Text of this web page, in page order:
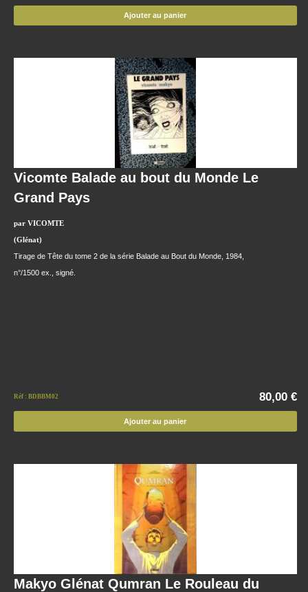
Ajouter au panier
Vicomte Balade au bout du Monde Le
Grand Pays
par VICOMTE
(Glénat)
Tirage de Tête du tome 2 de la série Balade au Bout du Monde, 1984,
n°/1500 ex., signé.
Réf : BDBBM02 80,00 €
Ajouter au panier
Makyo Glénat Qumran Le Rouleau du